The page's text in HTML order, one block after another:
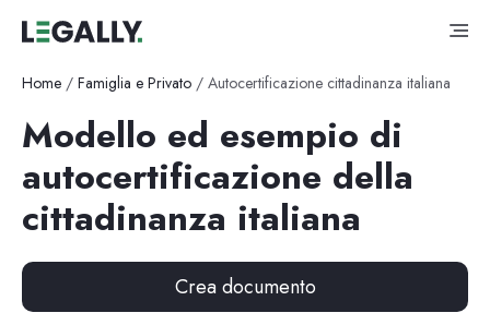
Home / Famiglia e Privato / Autocertificazione cittadinanza italiana
Modello ed esempio di
autocertificazione della
cittadinanza italiana
Crea documento